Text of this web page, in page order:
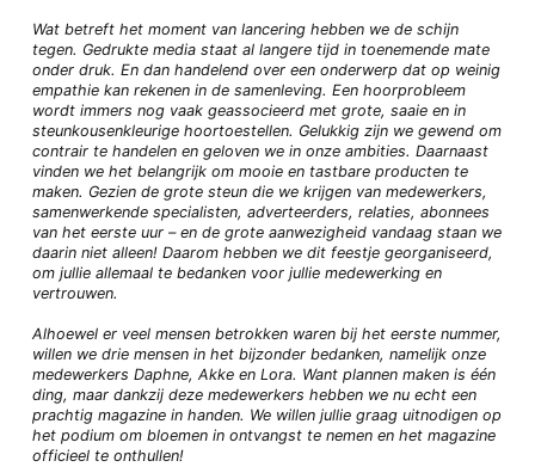
Wat betreft het moment van lancering hebben we de schijn
tegen. Gedrukte media staat al langere tijd in toenemende mate
onder druk. En dan handelend over een onderwerp dat op weinig
empathie kan rekenen in de samenleving. Een hoorprobleem
wordt immers nog vaak geassocieerd met grote, saaie en in
steunkousenkleurige hoortoestellen. Gelukkig zijn we gewend om
contrair te handelen en geloven we in onze ambities. Daarnaast
vinden we het belangrijk om mooie en tastbare producten te
maken. Gezien de grote steun die we krijgen van medewerkers,
samenwerkende specialisten, adverteerders, relaties, abonnees
van het eerste uur – en de grote aanwezigheid vandaag staan we
daarin niet alleen! Daarom hebben we dit feestje georganiseerd,
om jullie allemaal te bedanken voor jullie medewerking en
vertrouwen.
Alhoewel er veel mensen betrokken waren bij het eerste nummer,
willen we drie mensen in het bijzonder bedanken, namelijk onze
medewerkers Daphne, Akke en Lora. Want plannen maken is één
ding, maar dankzij deze medewerkers hebben we nu echt een
prachtig magazine in handen. We willen jullie graag uitnodigen op
het podium om bloemen in ontvangst te nemen en het magazine
officieel te onthullen!